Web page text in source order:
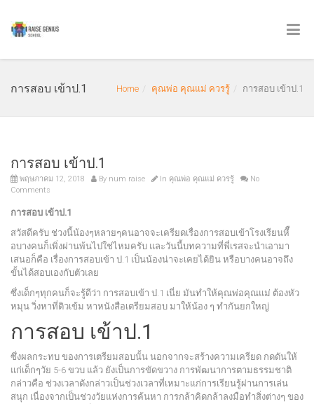
การสอบ เข้าป.1 Home คุณพ่อ คุณแม่ ควรรู้ การสอบ เข้าป.1
การสอบ เข้าป.1
พฤษภาคม 12, 2018 By num raise In คุณพ่อ คุณแม่ ควรรู้
No
Comments
การสอบ เข้าป.1
สวัสดีครับ ช่วงนี้น้องๆหลายๆคนอาจจะเครียดเรื่องการสอบเข้าโรงเรียนหีื
อบางคนก็เพิ่งผ่านพ้นไปใช่ไหมครับ และวันนี้บทความที่พี่เรสจะนำเอามา
เสนอก็คือ เรื่องการสอบเข้า ป.1 เป็นน้องน่าจะเคยได้ยิน หรือบางคนอาจถึง
ขั้นได้สอบเองกับตัวเลย
ซึ่งเด็กๆทุกคนก็จะรู้ดีว่า การสอบเข้า ป.1 เนี่ย มันทำให้คุณพ่อคุณแม่ ต้องหัว
หมุน วิ่งหาที่ติวเข้ม หาหนังสือเตรียมสอบ มาให้น้อง ๆ ทำกันยกใหญ่
การสอบ เข้าป.1
ซึ่งผลกระทบ ของการเตรียมสอบนั้น นอกจากจะสร้างความเครียด กดดันให้
แก่เด็กๆวัย 5-6 ขวบ แล้ว ยังเป็นการขัดขวาง การพัฒนาการตามธรรมชาติ
กล่าวคือ ช่วงเวลาดังกล่าวเป็นช่วงเวลาที่เหมาะแก่การเรียนรู้ผ่านการเล่น
สนุก เนื่องจากเป็นช่วงวัยแห่งการค้นหา การกล้าคิดกล้าลงมือทำสิ่งต่างๆ ของ